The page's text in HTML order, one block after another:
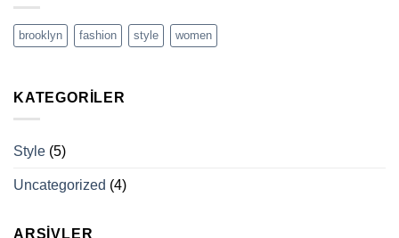
brooklyn fashion style women
KATEGORILER
Style (5)
Uncategorized (4)
ARŞIVLER